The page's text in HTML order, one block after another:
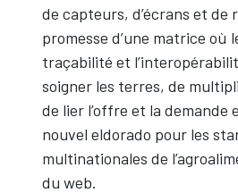
de capteurs, d’écrans et de
promesse d’une matrice où
traçabilité et
soigner les terres, de
de lier l’offre et la demande
nouvel eldorado pour les
multinationales de
du web.